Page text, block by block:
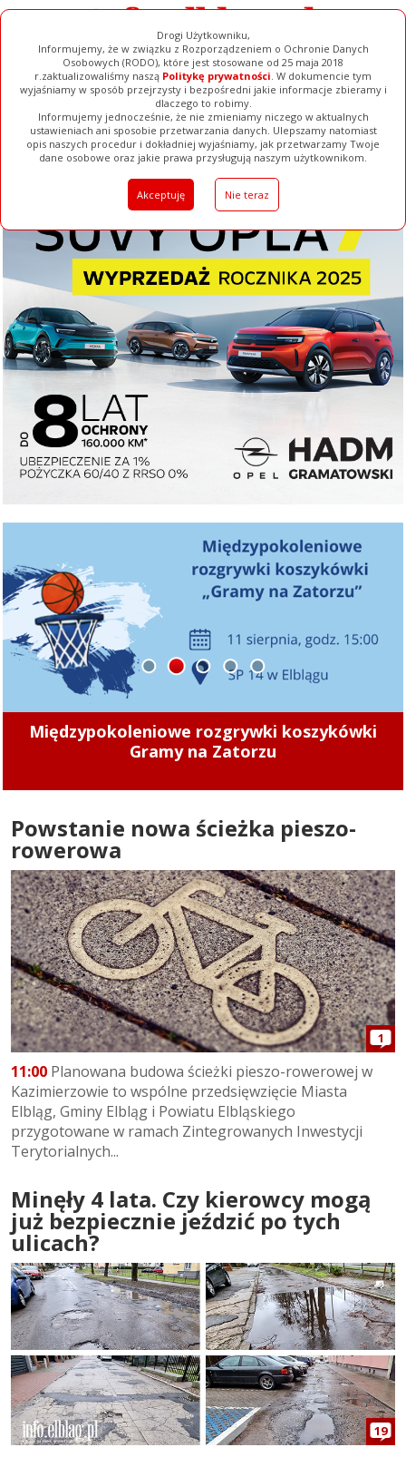
Drogi Użytkowniku,
Informujemy, że w związku z Rozporządzeniem o Ochronie Danych
Osobowych (RODO), które jest stosowane od 25 maja 2018
r.zaktualizowaliśmy naszą Politykę prywatności. W dokumencie tym
wyjaśniamy w sposób przejrzysty i bezpośredni jakie informacje zbieramy i
dlaczego to robimy.
Informujemy jednocześnie, że nie zmieniamy niczego w aktualnych
ustawieniach ani sposobie przetwarzania danych. Ulepszamy natomiast
opis naszych procedur i dokładniej wyjaśniamy, jak przetwarzamy Twoje
dane osobowe oraz jakie prawa przysługują naszym użytkownikom.
Akceptuję Nie teraz
Ogłoszenia Filmy Galerie Baza Firm Pełna Wersja
„Zamiast chodnika jest nieutwardzone
klepisko. To znacząco utrudnia poruszanie się
1 2 3 4 5
Powstanie nowa ścieżka pieszo-
rowerowa
1
11:00 Planowana budowa ścieżki pieszo-rowerowej w
Kazimierzowie to wspólne przedsięwzięcie Miasta
Elbląg, Gminy Elbląg i Powiatu Elbląskiego
przygotowane w ramach Zintegrowanych Inwestycji
Terytorialnych...
Minęły 4 lata. Czy kierowcy mogą
już bezpiecznie jeździć po tych
ulicach?
19